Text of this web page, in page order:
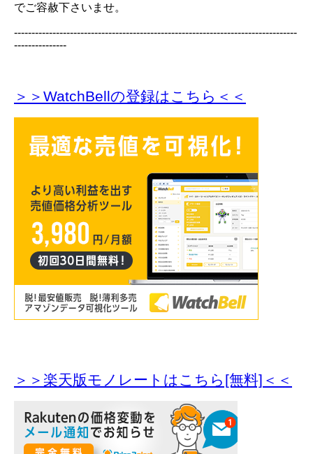
でご容赦下さいませ。
---------------------------------------------------------------------------------
---------------
＞＞WatchBellの登録はこちら＜＜
＞＞楽天版モノレートはこちら[無料]＜＜